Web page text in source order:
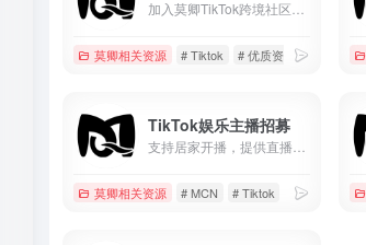
莫卿相关资源 # Tiktok # 优质资源 # 会员服务
TikTok娱乐主播招募
莫卿相关资源 # MCN # Tiktok # 娱乐直播